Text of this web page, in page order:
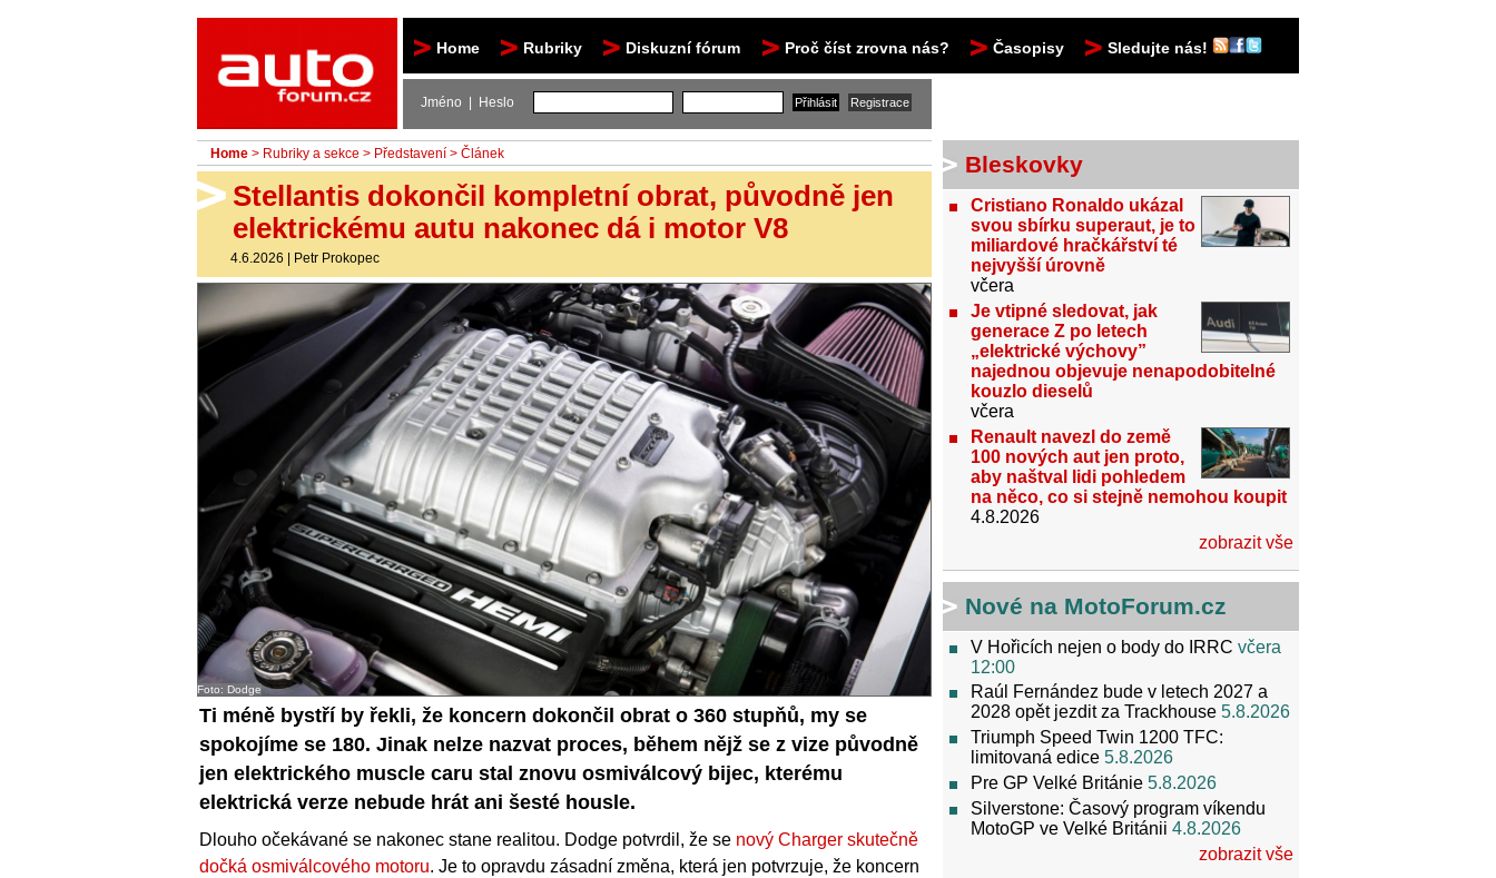
Home Rubriky Diskuzní fórum Proč číst zrovna nás? Časopisy Sledujte nás!
Jméno | Heslo
Home > Rubriky a sekce > Představení > Článek
Stellantis dokončil kompletní obrat, původně jen
elektrickému autu nakonec dá i motor V8
4.6.2026 | Petr Prokopec
Foto: Dodge
Ti méně bystří by řekli, že koncern dokončil obrat o 360 stupňů, my se
spokojíme se 180. Jinak nelze nazvat proces, během nějž se z vize původně
jen elektrického muscle caru stal znovu osmiválcový bijec, kterému
elektrická verze nebude hrát ani šesté housle.
Dlouho očekávané se nakonec stane realitou. Dodge potvrdil, že se nový Charger skutečně
dočká osmiválcového motoru. Je to opravdu zásadní změna, která jen potvrzuje, že koncern
Bleskovky
Cristiano Ronaldo ukázal
svou sbírku superaut, je to
miliardové hračkářství té
nejvyšší úrovně
včera
Je vtipné sledovat, jak
generace Z po letech
„elektrické výchovy”
najednou objevuje nenapodobitelné
kouzlo dieselů
včera
Renault navezl do země
100 nových aut jen proto,
aby naštval lidi pohledem
na něco, co si stejně nemohou koupit
4.8.2026
zobrazit vše
Nové na MotoForum.cz
V Hořicích nejen o body do IRRC včera
12:00
Raúl Fernández bude v letech 2027 a
2028 opět jezdit za Trackhouse 5.8.2026
Triumph Speed Twin 1200 TFC:
limitovaná edice 5.8.2026
Pre GP Velké Británie 5.8.2026
Silverstone: Časový program víkendu
MotoGP ve Velké Británii 4.8.2026
zobrazit vše